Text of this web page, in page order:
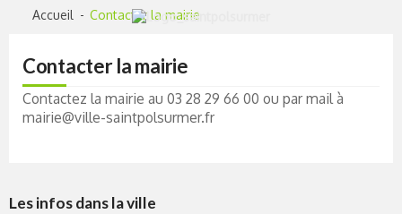
Accueil Contacter la mairie
Contacter la mairie
Contactez la mairie au 03 28 29 66 00 ou par mail à
mairie@ville-saintpolsurmer.fr
Les infos dans la ville